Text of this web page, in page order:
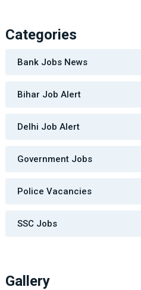
Categories
Bank Jobs News
Bihar Job Alert
Delhi Job Alert
Government Jobs
Police Vacancies
SSC Jobs
Gallery